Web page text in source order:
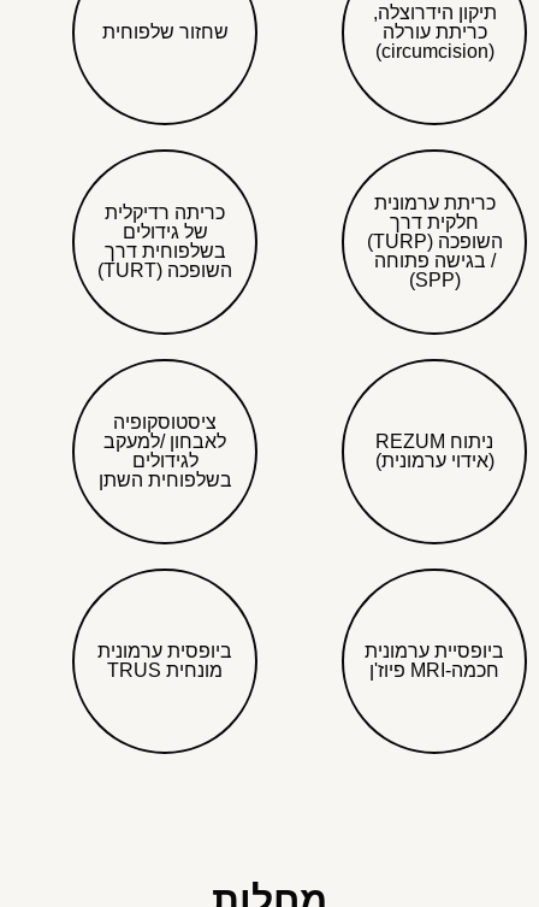
תיקון הידרוצלה,
כריתת עורלה
(circumcision)
שחזור שלפוחית
כריתת ערמונית
חלקית דרך
השופכה (TURP)
/ בגישה פתוחה
(SPP)
כריתה רדיקלית
של גידולים
בשלפוחית דרך
השופכה (TURT)
ניתוח REZUM
(אידוי ערמונית)
ציסטוסקופיה
לאבחון /למעקב
לגידולים
בשלפוחית השתן
ביופסיית ערמונית
חכמה-MRI פיוז'ן
ביופסית ערמונית
מונחית TRUS